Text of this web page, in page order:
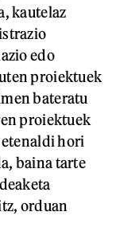
kautelaz
edo
proiektuek
bateratu
proiektuek
hori
baina tarte
orduan